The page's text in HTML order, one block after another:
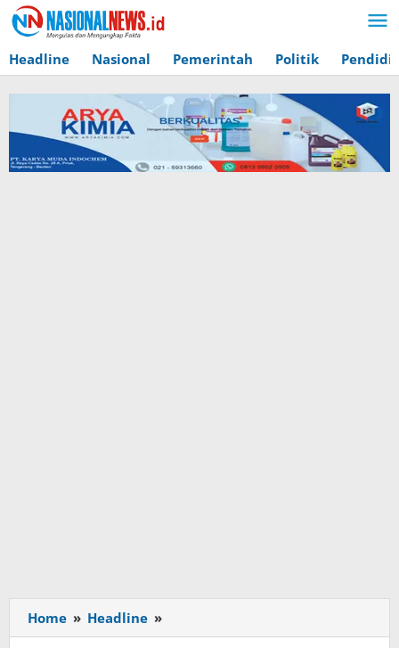
Lewati
ke
konten
Headline Nasional Pemerintah Politik
Home » Headline »
Proyek